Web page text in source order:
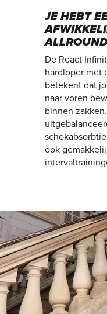
JE HEBT
De React
hardloper met
betekent dat
naar voren
binnen
ook